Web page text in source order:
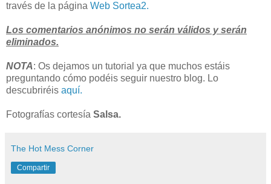
través de la página Web Sortea2.
Los comentarios anónimos no serán válidos y serán
eliminados.
NOTA: Os dejamos un tutorial ya que muchos estáis
preguntando cómo podéis seguir nuestro blog. Lo
descubriréis aquí.
Fotografías cortesía Salsa.
The Hot Mess Corner
Compartir